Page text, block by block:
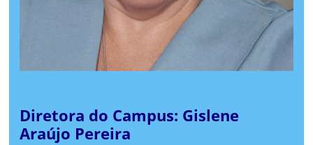
Diretora do Campus: Gislene
Araújo Pereira